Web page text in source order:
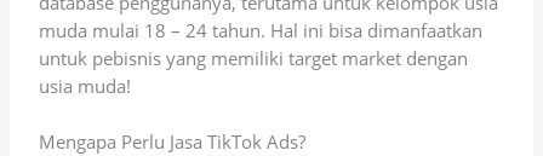
muda mulai 18 – 24 tahun. Hal ini bisa dimanfaatkan
untuk pebisnis yang memiliki target market dengan
usia muda!
Mengapa Perlu Jasa TikTok Ads?